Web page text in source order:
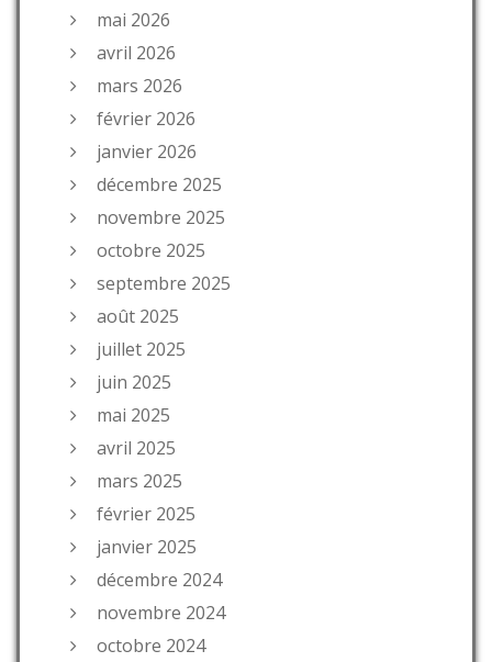
mai 2026
avril 2026
mars 2026
février 2026
janvier 2026
décembre 2025
novembre 2025
octobre 2025
septembre 2025
août 2025
juillet 2025
juin 2025
mai 2025
avril 2025
mars 2025
février 2025
janvier 2025
décembre 2024
novembre 2024
octobre 2024